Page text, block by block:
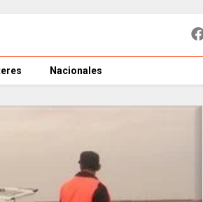
Nacionales